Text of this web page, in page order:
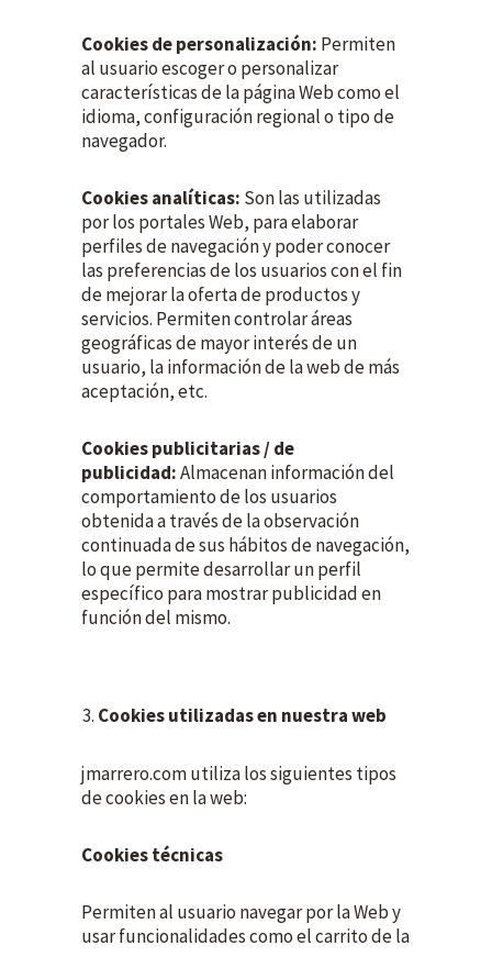
Cookies de personalización: Permiten
al usuario escoger o personalizar
características de la página Web como el
idioma, configuración regional o tipo de
navegador.
Cookies analíticas: Son las utilizadas
por los portales Web, para elaborar
perfiles de navegación y poder conocer
las preferencias de los usuarios con el fin
de mejorar la oferta de productos y
servicios. Permiten controlar áreas
geográficas de mayor interés de un
usuario, la información de la web de más
aceptación, etc.
Cookies publicitarias / de
publicidad:Almacenan información del
comportamiento de los usuarios
obtenida a través de la observación
continuada de sus hábitos de navegación,
lo que permite desarrollar un perfil
específico para mostrar publicidad en
función del mismo.
Cookies utilizadas en nuestra web
jmarrero.com utiliza los siguientes tipos
de cookies en la web:
Cookies técnicas
Permiten al usuario navegar por la Web y
usar funcionalidades como el carrito de la